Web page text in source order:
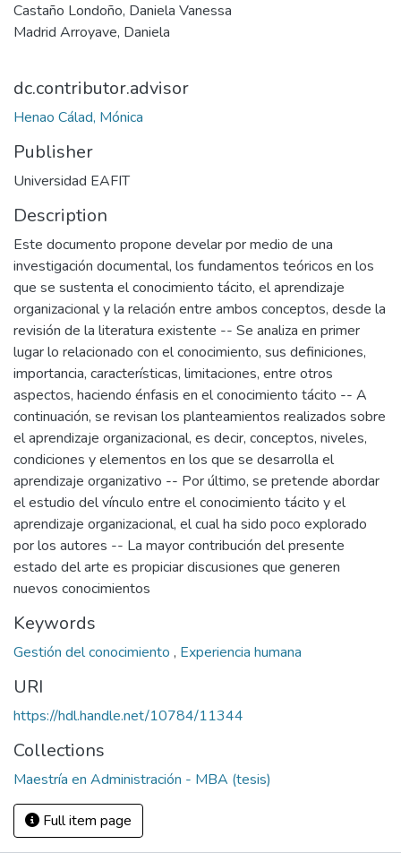
Castaño Londoño, Daniela Vanessa
Madrid Arroyave, Daniela
dc.contributor.advisor
Henao Cálad, Mónica
Publisher
Universidad EAFIT
Description
Este documento propone develar por medio de una
investigación documental, los fundamentos teóricos en los
que se sustenta el conocimiento tácito, el aprendizaje
organizacional y la relación entre ambos conceptos, desde la
revisión de la literatura existente -- Se analiza en primer
lugar lo relacionado con el conocimiento, sus definiciones,
importancia, características, limitaciones, entre otros
aspectos, haciendo énfasis en el conocimiento tácito -- A
continuación, se revisan los planteamientos realizados sobre
el aprendizaje organizacional, es decir, conceptos, niveles,
condiciones y elementos en los que se desarrolla el
aprendizaje organizativo -- Por último, se pretende abordar
el estudio del vínculo entre el conocimiento tácito y el
aprendizaje organizacional, el cual ha sido poco explorado
por los autores -- La mayor contribución del presente
estado del arte es propiciar discusiones que generen
nuevos conocimientos
Keywords
Gestión del conocimiento , Experiencia humana
URI
https://hdl.handle.net/10784/11344
Collections
Maestría en Administración - MBA (tesis)
Full item page